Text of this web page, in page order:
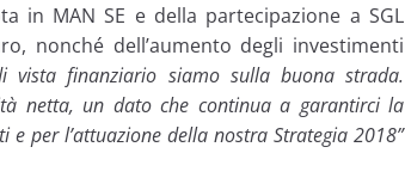
in MAN SE e della partecipazione a SGL
nonché dell’aumento degli investimenti
vista finanziario siamo sulla buona strada.
netta, un dato che continua a garantirci la
per l’attuazione della nostra Strategia 2018”